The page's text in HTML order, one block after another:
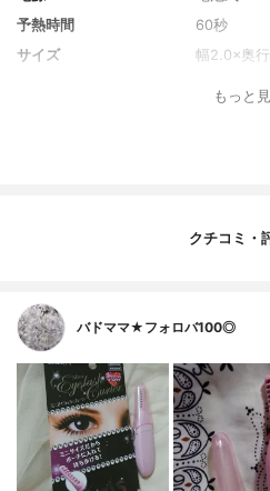
予熱時間
60秒
サイズ
幅2.0×奥
1日1回 約2
もっと
クチコミ・
バドママ★フォロバ100◎